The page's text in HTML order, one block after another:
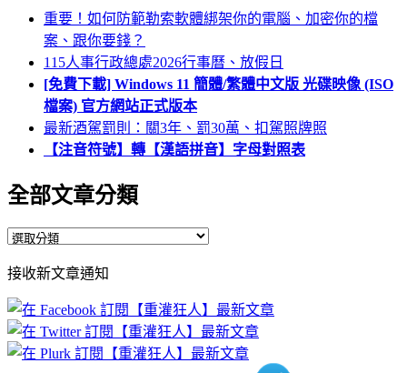
重要！如何防範勒索軟體綁架你的電腦、加密你的檔
案、跟你要錢？
115人事行政總處2026行事曆、放假日
[免費下載] Windows 11 簡體/繁體中文版 光碟映像 (ISO
檔案) 官方網站正式版本
最新酒駕罰則：關3年、罰30萬、扣駕照牌照
【注音符號】轉【漢語拼音】字母對照表
全部文章分類
全
文
章
分
類
接收新文章通知